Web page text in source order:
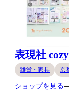
表現社
雑貨・家具 京
ショップを見る